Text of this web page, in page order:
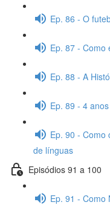
Ep. 86 - O
Ep. 87 - Como
Ep. 88 - A
Ep. 89 - 4
Ep. 90 - Como
de línguas
Episódios 91 a 100
Ep. 91 - Como